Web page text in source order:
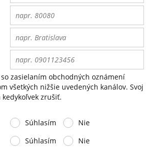
zasielaním obchodných oznámení
všetkých nižšie uvedených kanálov. Svoj
zrušiť.
Súhlasím Nie
Súhlasím Nie